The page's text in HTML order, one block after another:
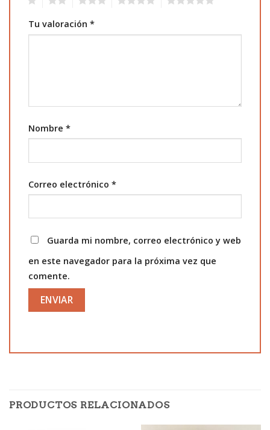
Tu valoración *
Nombre *
Correo electrónico *
Guarda mi nombre, correo electrónico y web
en este navegador para la próxima vez que
comente.
PRODUCTOS RELACIONADOS